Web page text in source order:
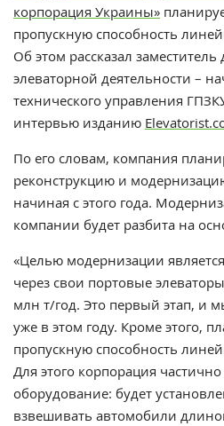
корпорация Украины»
пропускную способность
Об этом рассказал
элеваторной деятельности –
технического управления
интервью изданию
По его словам, компания
реконструкцию и
начиная с этого года.
компании будет разбита на
«Целью модернизации
через свои портовые
млн т/год. Это первый этап, и
уже в этом году. Кроме этого,
пропускную способность
Для этого корпорация
оборудование: будет
взвешивать автомобили